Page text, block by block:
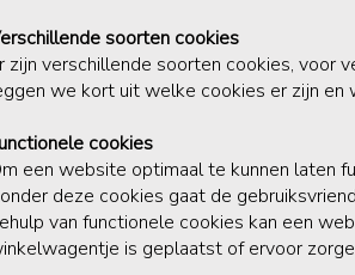
soorten cookies
zijn verschillende soorten cookies, voor
we kort uit welke cookies er zijn en
cookies
een website optimaal te kunnen laten
deze cookies gaat de
van functionele cookies kan een
is geplaatst of ervoor